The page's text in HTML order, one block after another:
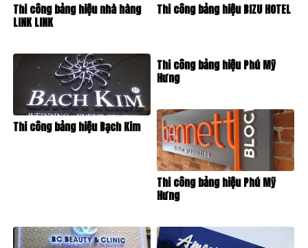
Thi công bảng hiệu nhà hàng
LINK LINK
Thi công bảng hiệu BIZU HOTEL
Thi công bảng hiệu Bạch Kim
Thi công bảng hiệu Phú Mỹ
Hưng
Thi công bảng hiệu Phú Mỹ
Hưng